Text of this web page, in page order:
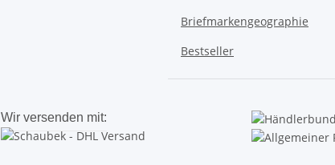
Briefmarkengeographie
Bestseller
Wir versenden mit: